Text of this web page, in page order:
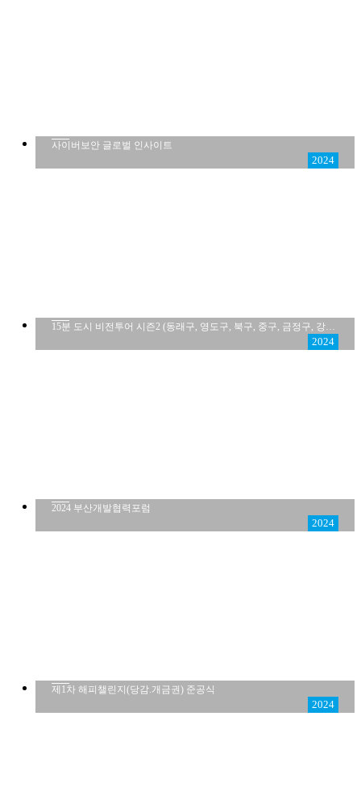
2024
사이버보안 글로벌 인사이트
2024
15분 도시 비전투어 시즌2 (동래구, 영도구, 북구, 중구, 금정구, 강서구편)
2024
2024 부산개발협력포럼
2024
제1차 해피챌린지(당감.개금권) 준공식